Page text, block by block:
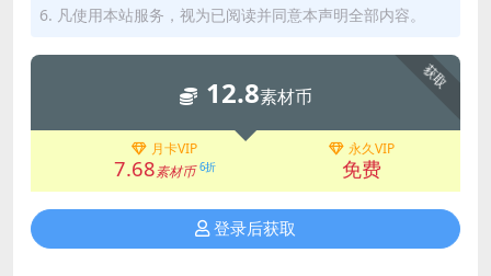
6. 凡使用本站服务，视为已阅读并同意本声明全部内容。
获取
12.8素材币
月卡VIP
7.68素材币 6折
永久VIP
免费
登录后获取